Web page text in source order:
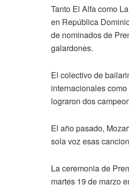
Tanto El Alfa como
en República
de nominados de
galardones.
El colectivo de
internacionales
lograron dos
El año pasado,
sola voz esas
La ceremonia de
martes 19 de marzo